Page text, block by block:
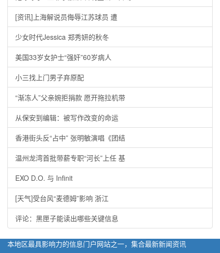
[资讯]上海解说员侮辱江苏球员 遭
少女时代Jessica 郑秀妍的秋冬
美国33岁女护士“强奸”60岁病人
小三找上门男子弃原配
“渐冻人”父亲婉拒捐款 愿开拖拉机带
从保安到编辑：被写作改变的命运
香港街头反“占中” 张明敏演唱《团结
温州龙湾首批带薪专职“河长”上任 基
EXO D.O. 与 Infinit
[天气]受台风“麦德姆”影响 浙江
评论：黑匣子能读出哪些关键信息
本地区最具影响力的信息门户网站之一，集合最新新闻资讯